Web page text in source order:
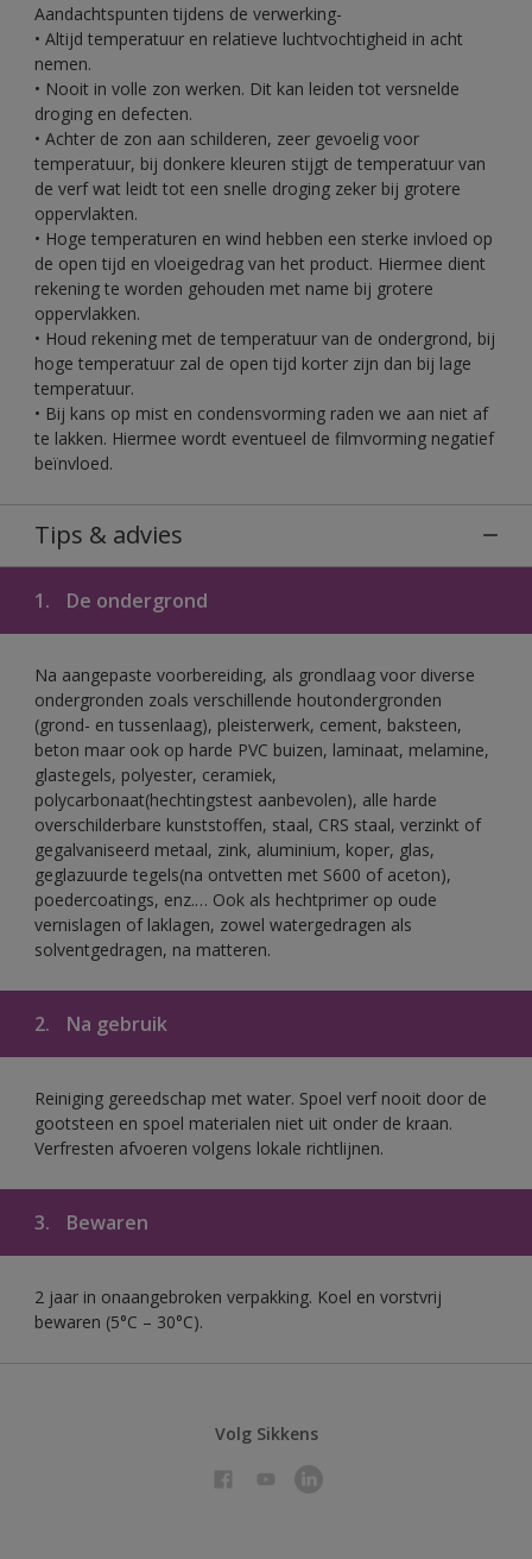
Aandachtspunten tijdens de verwerking-
• Altijd temperatuur en relatieve luchtvochtigheid in acht
nemen.
• Nooit in volle zon werken. Dit kan leiden tot versnelde
droging en defecten.
• Achter de zon aan schilderen, zeer gevoelig voor
temperatuur, bij donkere kleuren stijgt de temperatuur van
de verf wat leidt tot een snelle droging zeker bij grotere
oppervlakten.
• Hoge temperaturen en wind hebben een sterke invloed op
de open tijd en vloeigedrag van het product. Hiermee dient
rekening te worden gehouden met name bij grotere
oppervlakken.
• Houd rekening met de temperatuur van de ondergrond, bij
hoge temperatuur zal de open tijd korter zijn dan bij lage
temperatuur.
• Bij kans op mist en condensvorming raden we aan niet af
te lakken. Hiermee wordt eventueel de filmvorming negatief
beïnvloed.
Tips & advies
1. De ondergrond
Na aangepaste voorbereiding, als grondlaag voor diverse
ondergronden zoals verschillende houtondergronden
(grond- en tussenlaag), pleisterwerk, cement, baksteen,
beton maar ook op harde PVC buizen, laminaat, melamine,
glastegels, polyester, ceramiek,
polycarbonaat(hechtingstest aanbevolen), alle harde
overschilderbare kunststoffen, staal, CRS staal, verzinkt of
gegalvaniseerd metaal, zink, aluminium, koper, glas,
geglazuurde tegels(na ontvetten met S600 of aceton),
poedercoatings, enz.… Ook als hechtprimer op oude
vernislagen of laklagen, zowel watergedragen als
solventgedragen, na matteren.
2. Na gebruik
Reiniging gereedschap met water. Spoel verf nooit door de
gootsteen en spoel materialen niet uit onder de kraan.
Verfresten afvoeren volgens lokale richtlijnen.
3. Bewaren
2 jaar in onaangebroken verpakking. Koel en vorstvrij
bewaren (5°C – 30°C).
Volg Sikkens